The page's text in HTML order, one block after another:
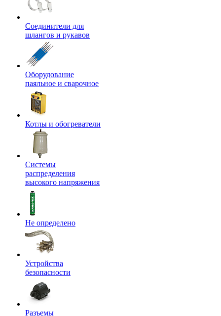
Соединители для
шлангов и рукавов
Оборудование
паяльное и сварочное
Котлы и обогреватели
Системы
распределения
высокого напряжения
Не определено
Устройства
безопасности
Разъемы